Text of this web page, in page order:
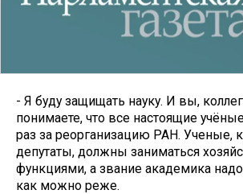
- Я буду защищать науку. И вы,
понимаете, что все настоящие
раз за реорганизацию РАН. Ученые,
депутаты, должны заниматься
функциями, а звание академика
как можно реже.